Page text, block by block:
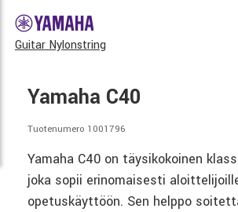
Guitar Nylonstring
Yamaha C40
Tuotenumero 1001796
Yamaha C40 on täysikokoinen
joka sopii erinomaisesti
opetuskäyttöön. Sen helppo